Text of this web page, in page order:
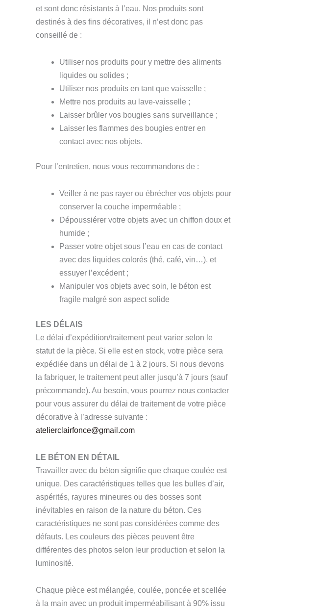
et sont donc résistants à l’eau. Nos produits sont
destinés à des fins décoratives, il n’est donc pas
conseillé de :
Utiliser nos produits pour y mettre des aliments
liquides ou solides ;
Utiliser nos produits en tant que vaisselle ;
Mettre nos produits au lave-vaisselle ;
Laisser brûler vos bougies sans surveillance ;
Laisser les flammes des bougies entrer en
contact avec nos objets.
Pour l’entretien, nous vous recommandons de :
Veiller à ne pas rayer ou ébrécher vos objets pour
conserver la couche imperméable ;
Dépoussiérer votre objets avec un chiffon doux et
humide ;
Passer votre objet sous l’eau en cas de contact
avec des liquides colorés (thé, café, vin…), et
essuyer l’excédent ;
Manipuler vos objets avec soin, le béton est
fragile malgré son aspect solide
LES DÉLAIS
Le délai d’expédition/traitement peut varier selon le
statut de la pièce. Si elle est en stock, votre pièce sera
expédiée dans un délai de 1 à 2 jours. Si nous devons
la fabriquer, le traitement peut aller jusqu’à 7 jours (sauf
précommande). Au besoin, vous pourrez nous contacter
pour vous assurer du délai de traitement de votre pièce
décorative à l’adresse suivante :
atelierclairfonce@gmail.com
LE BÉTON EN DÉTAIL
Travailler avec du béton signifie que chaque coulée est
unique. Des caractéristiques telles que les bulles d’air,
aspérités, rayures mineures ou des bosses sont
inévitables en raison de la nature du béton. Ces
caractéristiques ne sont pas considérées comme des
défauts. Les couleurs des pièces peuvent être
différentes des photos selon leur production et selon la
luminosité.
Chaque pièce est mélangée, coulée, poncée et scellée
à la main avec un produit imperméabilisant à 90% issu